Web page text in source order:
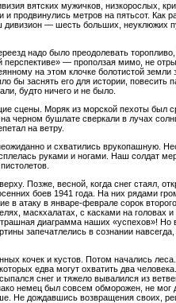
вятских мужичков, низкорослых,
продвинулись метров на пятьсот. Как
— шесть больших, неуклюжих
надо было преодолевать
— проползая мимо, не
на этом клочке болотистой земли
бы заснять его для истории, повесить
будто ничего и не было.
сцены. Моряк из морской пехоты был
черном бушлате сверкали в лучах
на ветру.
и схватились врукопашную.
руками и ногами. Наш солдат
Позже, весной, когда снег стаял,
боев 1941 года. На них рядами
в атаку в январе-феврале сорок
маскхалатах, с касками на головах и
диаграмма наших «успехов»! Но
запечатлелись в сознании
кочек и кустов. Потом начались
едва могут охватить два
снег и тяжело вывалился из
немец был совсем обморожен, не мог
Не дождавшись возвращения своих,